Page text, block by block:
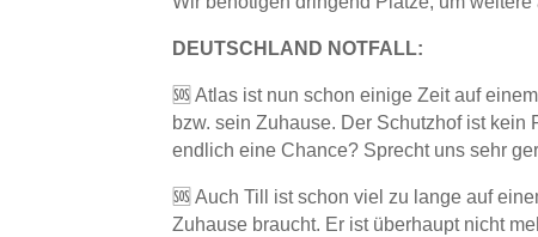
DEUTSCHLAND NOTFALL:
🆘 Atlas ist nun schon einige Zeit auf
bzw. sein Zuhause. Der Schutzhof ist
endlich eine Chance? Sprecht uns sehr
🆘 Auch Till ist schon viel zu lange auf
Zuhause braucht. Er ist überhaupt nicht